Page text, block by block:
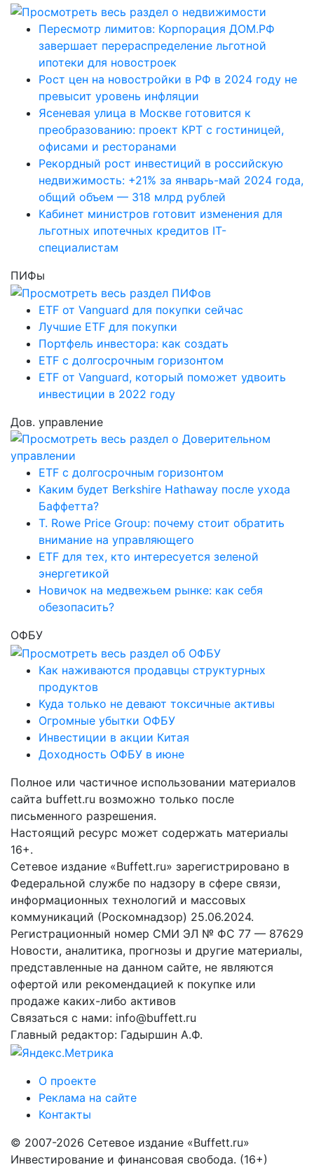
Пересмотр лимитов: Корпорация ДОМ.РФ
завершает перераспределение льготной
ипотеки для новостроек
Рост цен на новостройки в РФ в 2024 году не
превысит уровень инфляции
Ясеневая улица в Москве готовится к
преобразованию: проект КРТ с гостиницей,
офисами и ресторанами
Рекордный рост инвестиций в российскую
недвижимость: +21% за январь-май 2024 года,
общий объем — 318 млрд рублей
Кабинет министров готовит изменения для
льготных ипотечных кредитов IT-
специалистам
ПИФы
ETF от Vanguard для покупки сейчас
Лучшие ETF для покупки
Портфель инвестора: как создать
ETF с долгосрочным горизонтом
ETF от Vanguard, который поможет удвоить
инвестиции в 2022 году
Дов. управление
ETF с долгосрочным горизонтом
Каким будет Berkshire Hathaway после ухода
Баффетта?
T. Rowe Price Group: почему стоит обратить
внимание на управляющего
ETF для тех, кто интересуется зеленой
энергетикой
Новичок на медвежьем рынке: как себя
обезопасить?
ОФБУ
Как наживаются продавцы структурных
продуктов
Куда только не девают токсичные активы
Огромные убытки ОФБУ
Инвестиции в акции Китая
Доходность ОФБУ в июне
Полное или частичное использовании материалов
сайта buffett.ru возможно только после
письменного разрешения.
Настоящий ресурс может содержать материалы
16+.
Сетевое издание «Buffett.ru» зарегистрировано в
Федеральной службе по надзору в сфере связи,
информационных технологий и массовых
коммуникаций (Роскомнадзор) 25.06.2024.
Регистрационный номер СМИ ЭЛ № ФС 77 — 87629
Новости, аналитика, прогнозы и другие материалы,
представленные на данном сайте, не являются
офертой или рекомендацией к покупке или
продаже каких-либо активов
Связаться с нами: info@buffett.ru
Главный редактор: Гадыршин А.Ф.
О проекте
Реклама на сайте
Контакты
© 2007-2026 Сетевое издание «Buffett.ru»
Инвестирование и финансовая свобода. (16+)